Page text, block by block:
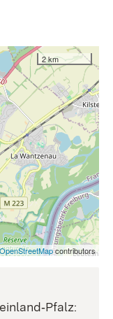
2 km
OpenStreetMapcontributors